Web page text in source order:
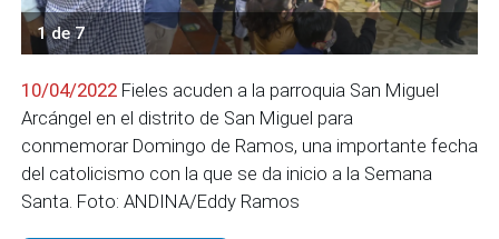
1 de 7
10/04/2022 Fieles acuden a la parroquia San Miguel
Arcángel en el distrito de San Miguel para
conmemorar Domingo de Ramos, una importante fecha
del catolicismo con la que se da inicio a la Semana
Santa. Foto: ANDINA/Eddy Ramos